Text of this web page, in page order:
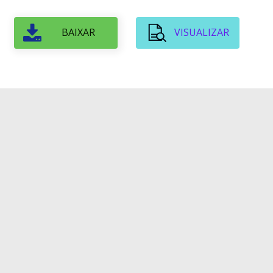
BAIXAR VISUALIZAR